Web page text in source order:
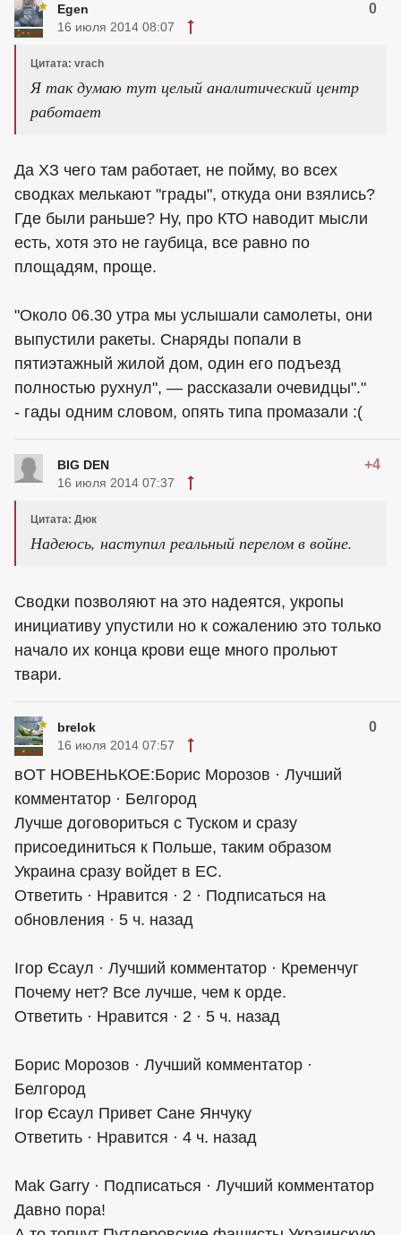
Egen 0
16 июля 2014 08:07
Цитата: vrach
Я так думаю тут целый аналитический центр
работает
Да ХЗ чего там работает, не пойму, во всех
сводках мелькают "грады", откуда они взялись?
Где были раньше? Ну, про КТО наводит мысли
есть, хотя это не гаубица, все равно по
площадям, проще.
"Около 06.30 утра мы услышали самолеты, они
выпустили ракеты. Снаряды попали в
пятиэтажный жилой дом, один его подъезд
полностью рухнул", — рассказали очевидцы"."
- гады одним словом, опять типа промазали :(
BIG DEN +4
16 июля 2014 07:37
Цитата: Дюк
Надеюсь, наступил реальный перелом в войне.
Сводки позволяют на это надеятся, укропы
инициативу упустили но к сожалению это только
начало их конца крови еще много прольют
твари.
brelok 0
16 июля 2014 07:57
вОТ НОВЕНЬКОЕ:Борис Морозов · Лучший
комментатор · Белгород
Лучше договориться с Туском и сразу
присоединиться к Польше, таким образом
Украина сразу войдет в ЕС.
Ответить · Нравится · 2 · Подписаться на
обновления · 5 ч. назад
Ігор Єсаул · Лучший комментатор · Кременчуг
Почему нет? Все лучше, чем к орде.
Ответить · Нравится · 2 · 5 ч. назад
Борис Морозов · Лучший комментатор ·
Белгород
Ігор Єсаул Привет Сане Янчуку
Ответить · Нравится · 4 ч. назад
Mak Garry · Подписаться · Лучший комментатор
Давно пора!